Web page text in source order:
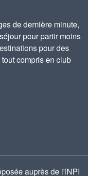
de dernière minute,
pour partir moins
pour des
compris en club
auprès de l'INPI